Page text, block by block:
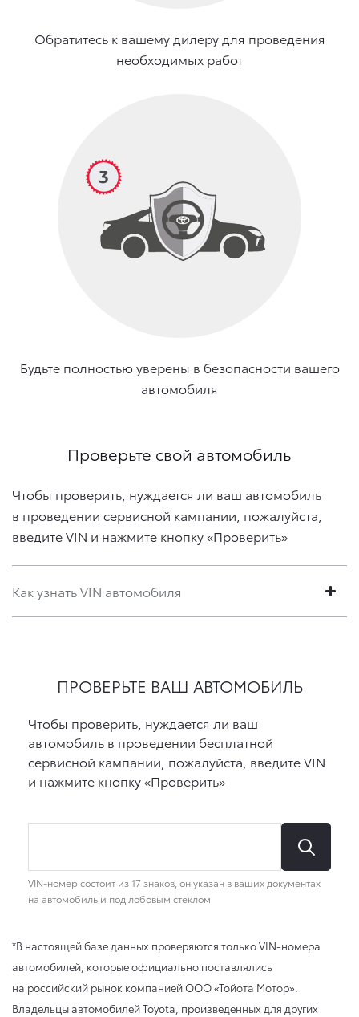
Обратитесь к вашему дилеру для проведения
необходимых работ
Будьте полностью уверены в безопасности вашего
автомобиля
Проверьте свой автомобиль
Чтобы проверить, нуждается ли ваш автомобиль
в проведении сервисной кампании, пожалуйста,
введите VIN и нажмите кнопку «Проверить»
Как узнать VIN автомобиля
*В настоящей базе данных проверяются только VIN-номера
автомобилей, которые официально поставлялись
на российский рынок компанией ООО «Тойота Мотор».
Владельцы автомобилей Toyota, произведенных для других